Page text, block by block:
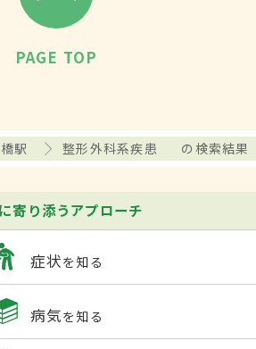
PAGE TOP
駅 整形外科系疾患 の検索結果
寄り添うアプローチ
症状を知る
病気を知る